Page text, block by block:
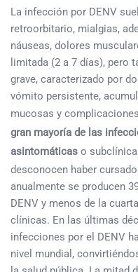
La infección por DENV
retroorbitario, mialgias,
náuseas, dolores
limitada (2 a 7 días), pero
grave, caracterizado por
vómito persistente,
mucosas y
gran mayoría de las
asintomáticas o
desconocen haber
anualmente se producen
DENV y menos de la
clínicas. En las últimas
infecciones por el DENV
nivel mundial,